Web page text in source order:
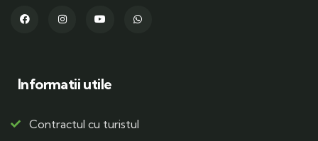
Informatii utile
Contractul cu turistul